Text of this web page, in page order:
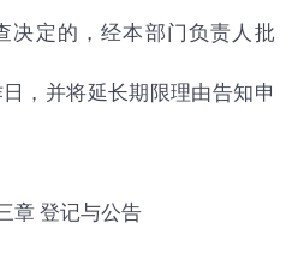
决定的，经本部门负责人批
，并将延长期限理由告知申
章 登记与公告